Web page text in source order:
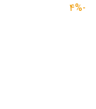
-4%